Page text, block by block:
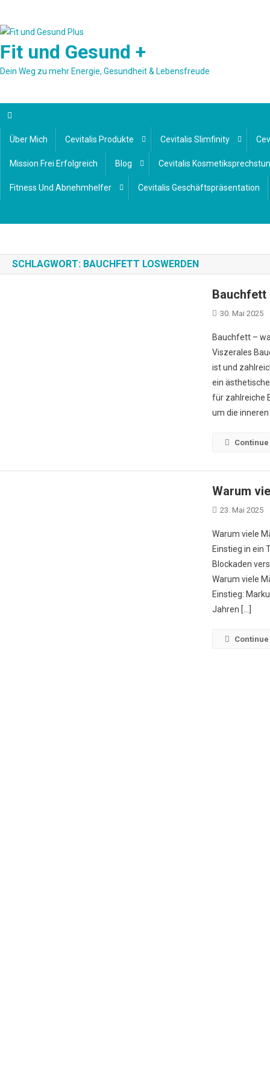
content
Fit und Gesund +
Dein Weg zu mehr Energie, Gesundheit & Lebensfreude
Über Mich Cevitalis Produkte Cevitalis Slimfinity
Mission Frei Erfolgreich Blog Cevitalis
Fitness Und Abnehmhelfer Cevitalis Geschäftspräsentation
SCHLAGWORT: BAUCHFETT LOSWERDEN
Bauchfett
30. Mai 2025
Bauchfett –
Viszerales
ist und
ein
für zahlreiche
um die
Warum
23. Mai 2025
Warum viele
Einstieg in ein
Blockaden
Warum viele
Einstieg:
Jahren […]